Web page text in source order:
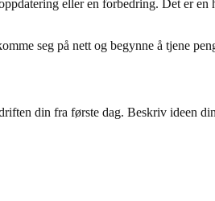
eller en forbedring. Det er
seg på nett og begynne å tjene
din fra første dag. Beskriv ideen